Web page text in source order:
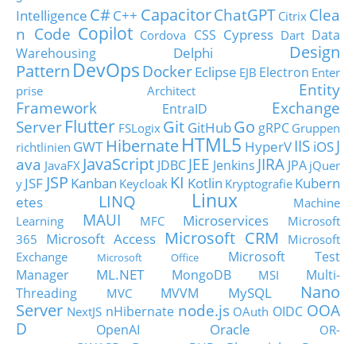
Intelligence C#C++ CapacitorChatGPT Citrix Clea
n Code Copilot Cordova CSS Cypress Dart Data
Warehousing
Delphi
Design
Pattern DevOps DockerEclipse EJB Electron Enter
prise Architect
Entity
Framework
EntraID
Exchange
Server Flutter FSLogix Git GitHubGo gRPC Gruppen
richtlinien GWT HibernateHTML5 HyperVIIS iOSJ
ava JavaFX JavaScript JDBC JEE Jenkins JIRA JPA jQuer
y JSF JSP Kanban Keycloak KI Kotlin Kryptografie Kubern
etes
LINQ Linux
Machine
Learning
MAUI MFC Microservices
Microsoft
365
Microsoft Access Microsoft CRM
Microsoft
Exchange
Microsoft Office
Microsoft Test
Manager
ML.NET MongoDB MSI
Multi-
Threading
MVC MVVM MySQL
Nano
Server NextJS nHibernate node.js OAuth OIDC OOA
D
OpenAI Oracle
OR-